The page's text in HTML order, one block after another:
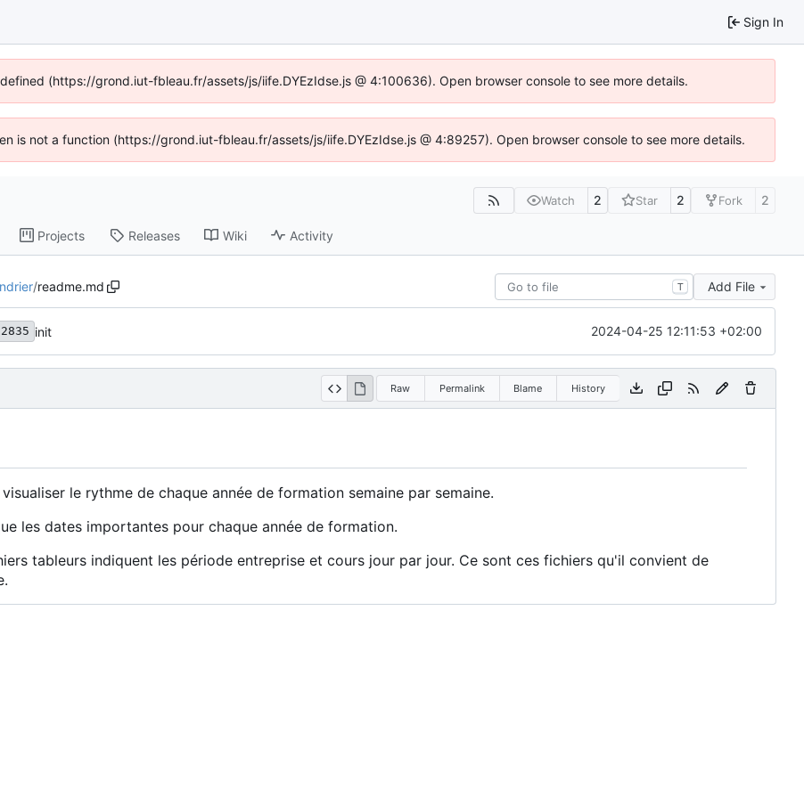
Sign In
(https://grond.iut-fbleau.fr/assets/js/iife.DYEzIdse.js @ 4:100636). Open browser console to see more details.
is not a function (https://grond.iut-fbleau.fr/assets/js/iife.DYEzIdse.js @ 4:89257). Open browser console to see more details.
Watch 2 Star 2 Fork 2
Projects Releases Wiki Activity
/readme.md T Add File
init 2024-04-25 12:11:53 +02:00
Raw Permalink Blame History
le rythme de chaque année de formation semaine par semaine.
les dates importantes pour chaque année de formation.
tableurs indiquent les période entreprise et cours jour par jour. Ce sont ces fichiers qu'il convient de